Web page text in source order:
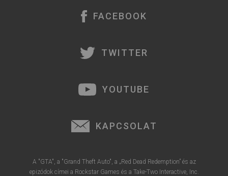
FACEBOOK
TWITTER
YOUTUBE
KAPCSOLAT
A "GTA", a "Grand Theft Auto", a „Red Dead Redemption” és az
epizódok címei a Rockstar Games és a Take-Two Interactive, Inc.